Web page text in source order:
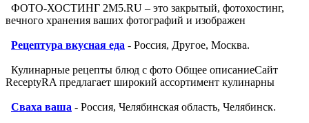
ФОТО-ХОСТИНГ 2M5.RU – это закрытый, фотохостинг,
вечного хранения ваших фотографий и изображен
Рецептура вкусная еда - Россия, Другое, Москва.
Кулинарные рецепты блюд с фото Общее описаниеСайт
ReceptyRA предлагает широкий ассортимент кулинарны
Сваха ваша - Россия, Челябинская область, Челябинск.